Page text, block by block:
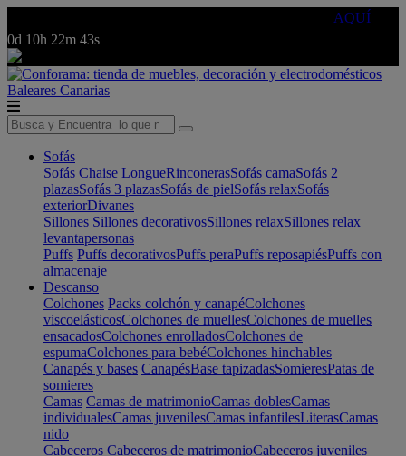
AQUÍ
0d 10h 22m 43s
Baleares Canarias
Sofás
Sofás Chaise LongueRinconerasSofás camaSofás 2
plazasSofás 3 plazasSofás de pielSofás relaxSofás
exteriorDivanes
Sillones Sillones decorativosSillones relaxSillones relax
levantapersonas
Puffs Puffs decorativosPuffs peraPuffs reposapiésPuffs con
almacenaje
Descanso
Colchones Packs colchón y canapéColchones
viscoelásticosColchones de muellesColchones de muelles
ensacadosColchones enrolladosColchones de
espumaColchones para bebéColchones hinchables
Canapés y bases CanapésBase tapizadasSomieresPatas de
somieres
Camas Camas de matrimonioCamas doblesCamas
individualesCamas juvenilesCamas infantilesLiterasCamas
nido
Cabeceros Cabeceros de matrimonioCabeceros juveniles